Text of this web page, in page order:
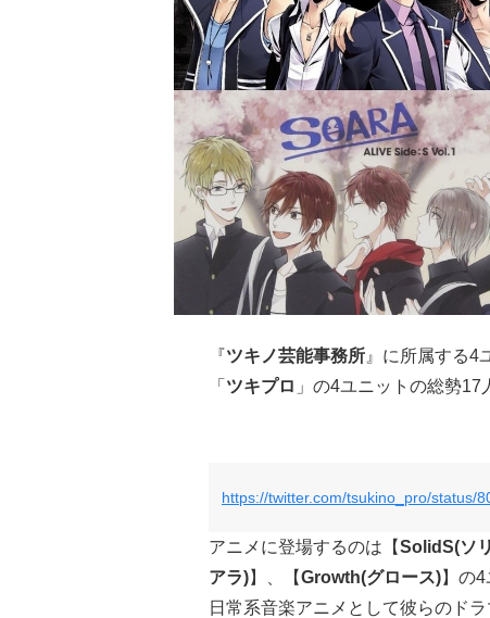
『ツキノ芸能事務所 』に所属する4
「 ツキプロ 」の4ユニットの総勢17
https://twitter.com/tsukino_pro/status/
アニメに登場するのは【SolidS(ソ
アラ)】、【Growth(グロース)】の4
日常系音楽アニメとして彼らのドラ